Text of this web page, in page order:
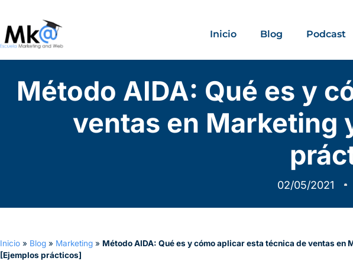
Inicio Blog Podcast
Método AIDA: Qué es y
ventas en Marketing
02/05/2021
Inicio » Blog » Marketing » Método AIDA: Qué es y cómo aplicar esta técnica de ventas en
[Ejemplos prácticos]